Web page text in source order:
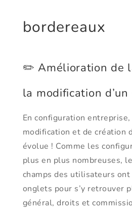
bordereaux
✏️ Amélioration de
la modification
En configuration
modification et de création
évolue ! Comme les
plus en plus nombreuses,
champs des utilisateurs
onglets pour s’y retrouver
général, droits et